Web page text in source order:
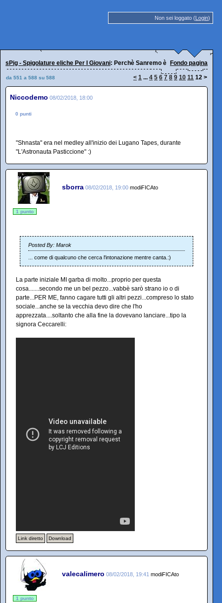
Non sei loggato (Login)
sPig - Spigolature eliche Per I Giovani: Perchè Sanremo è Sanremo
Fondo pagina
da 551 a 588 su 588 < 1 ... 4 5 6 7 8 9 10 11 12 >
Niccodemo 08/02/2018, 18:00
0 punti
"Shnasta" era nel medley all'inizio dei Lugano Tapes, durante
"L'Astronauta Pasticcione" :)
sborra 08/02/2018, 19:00 modiFICAto
1 punto
Posted By: Marok
... come di qualcuno che cerca l'intonazione mentre canta.:)
La parte iniziale MI garba di molto...proprio per questa
cosa.......secondo me un bel pezzo...vabbè sarò strano io o di
parte...PER ME, fanno cagare tutti gli altri pezzi...compreso lo stato
sociale...anche se la vecchia devo dire che l'ho
apprezzata....soltanto che alla fine la dovevano lanciare...tipo la
signora Ceccarelli:
Link diretto Download
valecalimero 08/02/2018, 19:41 modiFICAto
1 punto